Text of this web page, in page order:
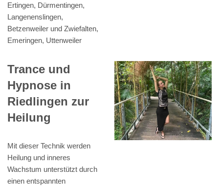
Ertingen, Dürmentingen,
Langenenslingen,
Betzenweiler und Zwiefalten,
Emeringen, Uttenweiler
Trance und
Hypnose in
Riedlingen zur
Heilung
Mit dieser Technik werden
Heilung und inneres
Wachstum unterstützt durch
einen entspannten